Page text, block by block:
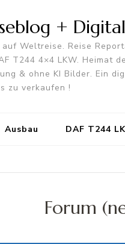
+
Weltreise. Reise
T244 4×4 LKW. Heimat
& ohne KI Bilder. Ein
zu verkaufen !
Ausbau DAF T244
Forum